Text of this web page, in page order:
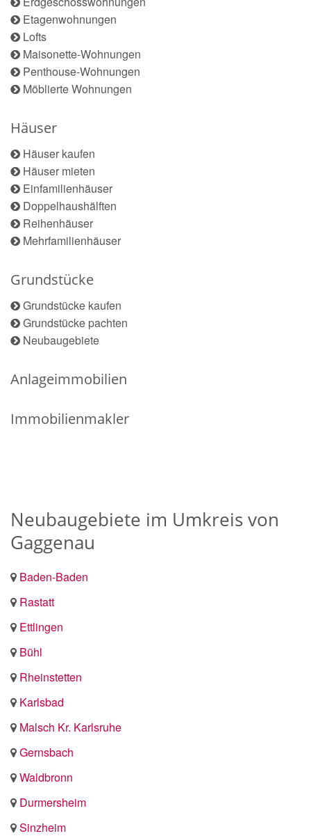
Etagenwohnungen
Lofts
Maisonette-Wohnungen
Penthouse-Wohnungen
Möblierte Wohnungen
Häuser
Häuser kaufen
Häuser mieten
Einfamilienhäuser
Doppelhaushälften
Reihenhäuser
Mehrfamilienhäuser
Grundstücke
Grundstücke kaufen
Grundstücke pachten
Neubaugebiete
Anlageimmobilien
Immobilienmakler
Neubaugebiete im Umkreis von
Gaggenau
Baden-Baden
Rastatt
Ettlingen
Bühl
Rheinstetten
Karlsbad
Malsch Kr. Karlsruhe
Gernsbach
Waldbronn
Durmersheim
Sinzheim